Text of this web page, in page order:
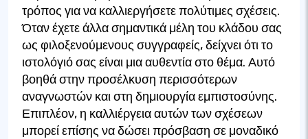
τρόπος για να καλλιεργήσετε πολύτιμες σχέσεις.
Όταν έχετε άλλα σημαντικά μέλη του κλάδου σας
ως φιλοξενούμενους συγγραφείς, δείχνει ότι το
ιστολόγιό σας είναι μια αυθεντία στο θέμα. Αυτό
βοηθά στην προσέλκυση περισσότερων
αναγνωστών και στη δημιουργία εμπιστοσύνης.
Επιπλέον, η καλλιέργεια αυτών των σχέσεων
μπορεί επίσης να δώσει πρόσβαση σε μοναδικό